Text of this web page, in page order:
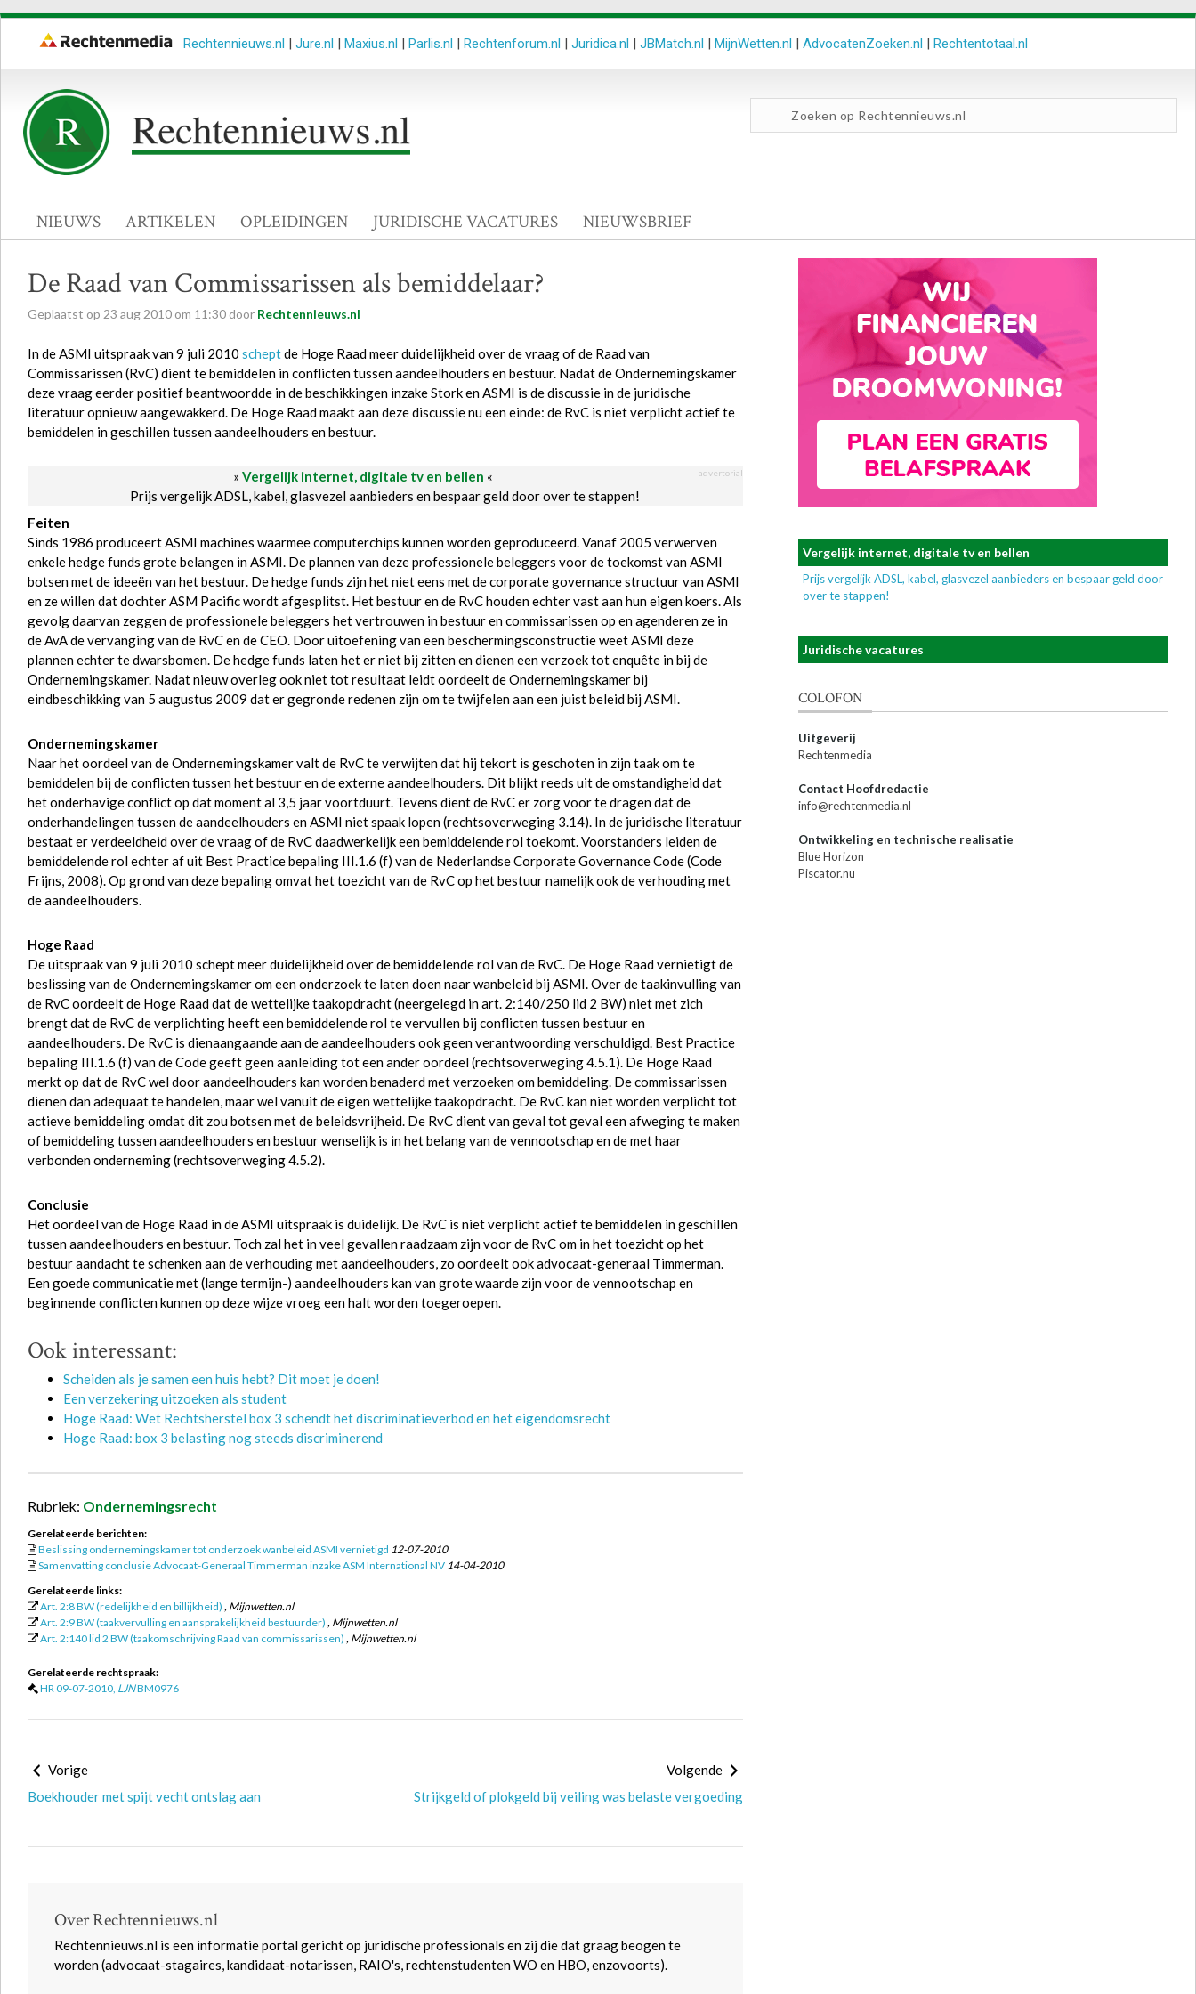
Rechtennieuws.nl | Jure.nl | Maxius.nl | Parlis.nl | Rechtenforum.nl | Juridica.nl | JBMatch.nl | MijnWetten.nl | AdvocatenZoeken.nl | Rechtentotaal.nl
NIEUWS ARTIKELEN OPLEIDINGEN JURIDISCHE VACATURES NIEUWSBRIEF
De Raad van Commissarissen als bemiddelaar?
Geplaatst op 23 aug 2010 om 11:30 door Rechtennieuws.nl
In de ASMI uitspraak van 9 juli 2010 scheptde Hoge Raad meer duidelijkheid over de vraag of de Raad van
Commissarissen (RvC) dient te bemiddelen in conflicten tussen aandeelhouders en bestuur. Nadat de Ondernemingskamer
deze vraag eerder positief beantwoordde in de beschikkingen inzake Stork en ASMI is de discussie in de juridische
literatuur opnieuw aangewakkerd. De Hoge Raad maakt aan deze discussie nu een einde: de RvC is niet verplicht actief te
bemiddelen in geschillen tussen aandeelhouders en bestuur.
» Vergelijk internet, digitale tv en bellen « advertorial
Prijs vergelijk ADSL, kabel, glasvezel aanbieders en bespaar geld door over te stappen!
Feiten
Sinds 1986 produceert ASMI machines waarmee computerchips kunnen worden geproduceerd. Vanaf 2005 verwerven
enkele hedge funds grote belangen in ASMI. De plannen van deze professionele beleggers voor de toekomst van ASMI
botsen met de ideeën van het bestuur. De hedge funds zijn het niet eens met de corporate governance structuur van ASMI
en ze willen dat dochter ASM Pacific wordt afgesplitst. Het bestuur en de RvC houden echter vast aan hun eigen koers. Als
gevolg daarvan zeggen de professionele beleggers het vertrouwen in bestuur en commissarissen op en agenderen ze in
de AvA de vervanging van de RvC en de CEO. Door uitoefening van een beschermingsconstructie weet ASMI deze
plannen echter te dwarsbomen. De hedge funds laten het er niet bij zitten en dienen een verzoek tot enquête in bij de
Ondernemingskamer. Nadat nieuw overleg ook niet tot resultaat leidt oordeelt de Ondernemingskamer bij
eindbeschikking van 5 augustus 2009 dat er gegronde redenen zijn om te twijfelen aan een juist beleid bij ASMI.
Ondernemingskamer
Naar het oordeel van de Ondernemingskamer valt de RvC te verwijten dat hij tekort is geschoten in zijn taak om te
bemiddelen bij de conflicten tussen het bestuur en de externe aandeelhouders. Dit blijkt reeds uit de omstandigheid dat
het onderhavige conflict op dat moment al 3,5 jaar voortduurt. Tevens dient de RvC er zorg voor te dragen dat de
onderhandelingen tussen de aandeelhouders en ASMI niet spaak lopen (rechtsoverweging 3.14). In de juridische literatuur
bestaat er verdeeldheid over de vraag of de RvC daadwerkelijk een bemiddelende rol toekomt. Voorstanders leiden de
bemiddelende rol echter af uit Best Practice bepaling III.1.6 (f) van de Nederlandse Corporate Governance Code (Code
Frijns, 2008). Op grond van deze bepaling omvat het toezicht van de RvC op het bestuur namelijk ook de verhouding met
de aandeelhouders.
Hoge Raad
De uitspraak van 9 juli 2010 schept meer duidelijkheid over de bemiddelende rol van de RvC. De Hoge Raad vernietigt de
beslissing van de Ondernemingskamer om een onderzoek te laten doen naar wanbeleid bij ASMI. Over de taakinvulling van
de RvC oordeelt de Hoge Raad dat de wettelijke taakopdracht (neergelegd in art. 2:140/250 lid 2 BW) niet met zich
brengt dat de RvC de verplichting heeft een bemiddelende rol te vervullen bij conflicten tussen bestuur en
aandeelhouders. De RvC is dienaangaande aan de aandeelhouders ook geen verantwoording verschuldigd. Best Practice
bepaling III.1.6 (f) van de Code geeft geen aanleiding tot een ander oordeel (rechtsoverweging 4.5.1). De Hoge Raad
merkt op dat de RvC wel door aandeelhouders kan worden benaderd met verzoeken om bemiddeling. De commissarissen
dienen dan adequaat te handelen, maar wel vanuit de eigen wettelijke taakopdracht. De RvC kan niet worden verplicht tot
actieve bemiddeling omdat dit zou botsen met de beleidsvrijheid. De RvC dient van geval tot geval een afweging te maken
of bemiddeling tussen aandeelhouders en bestuur wenselijk is in het belang van de vennootschap en de met haar
verbonden onderneming (rechtsoverweging 4.5.2).
Conclusie
Het oordeel van de Hoge Raad in de ASMI uitspraak is duidelijk. De RvC is niet verplicht actief te bemiddelen in geschillen
tussen aandeelhouders en bestuur. Toch zal het in veel gevallen raadzaam zijn voor de RvC om in het toezicht op het
bestuur aandacht te schenken aan de verhouding met aandeelhouders, zo oordeelt ook advocaat-generaal Timmerman.
Een goede communicatie met (lange termijn-) aandeelhouders kan van grote waarde zijn voor de vennootschap en
beginnende conflicten kunnen op deze wijze vroeg een halt worden toegeroepen.
Ook interessant:
Scheiden als je samen een huis hebt? Dit moet je doen!
Een verzekering uitzoeken als student
Hoge Raad: Wet Rechtsherstel box 3 schendt het discriminatieverbod en het eigendomsrecht
Hoge Raad: box 3 belasting nog steeds discriminerend
Rubriek: Ondernemingsrecht
Gerelateerde berichten:
Beslissing ondernemingskamer tot onderzoek wanbeleid ASMI vernietigd 12-07-2010
Samenvatting conclusie Advocaat-Generaal Timmerman inzake ASM International NV 14-04-2010
Gerelateerde links:
Art. 2:8 BW (redelijkheid en billijkheid) , Mijnwetten.nl
Art. 2:9 BW (taakvervulling en aansprakelijkheid bestuurder) , Mijnwetten.nl
Art. 2:140 lid 2 BW (taakomschrijving Raad van commissarissen) , Mijnwetten.nl
Gerelateerde rechtspraak:
HR 09-07-2010, LJNBM0976
Vorige
Boekhouder met spijt vecht ontslag aan
Volgende
Strijkgeld of plokgeld bij veiling was belaste vergoeding
Over Rechtennieuws.nl
Rechtennieuws.nl is een informatie portal gericht op juridische professionals en zij die dat graag beogen te
worden (advocaat-stagaires, kandidaat-notarissen, RAIO's, rechtenstudenten WO en HBO, enzovoorts).
Vergelijk internet, digitale tv en bellen
Prijs vergelijk ADSL, kabel, glasvezel aanbieders en bespaar geld door
over te stappen!
Juridische vacatures
COLOFON
Uitgeverij
Rechtenmedia
Contact Hoofdredactie
info@rechtenmedia.nl
Ontwikkeling en technische realisatie
Blue Horizon
Piscator.nu